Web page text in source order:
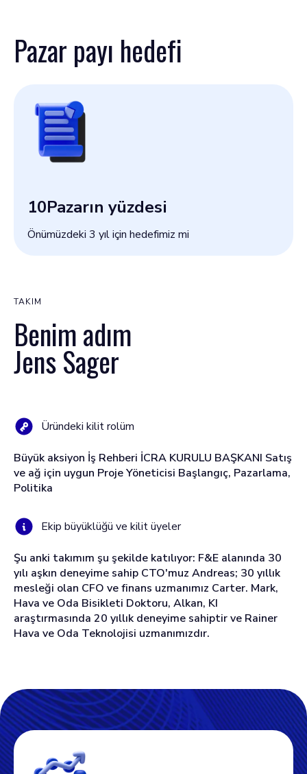
Pazar payı hedefi
10Pazarın yüzdesi
Önümüzdeki 3 yıl için hedefimiz mi
TAKIM
Benim adım
Jens Sager
Üründeki kilit rolüm
Büyük aksiyon İş Rehberi İCRA KURULU BAŞKANI Satış
ve ağ için uygun Proje Yöneticisi Başlangıç, Pazarlama,
Politika
Ekip büyüklüğü ve kilit üyeler
Şu anki takımım şu şekilde katılıyor: F&E alanında 30
yılı aşkın deneyime sahip CTO'muz Andreas; 30 yıllık
mesleği olan CFO ve finans uzmanımız Carter. Mark,
Hava ve Oda Bisikleti Doktoru, Alkan, KI
araştırmasında 20 yıllık deneyime sahiptir ve Rainer
Hava ve Oda Teknolojisi uzmanımızdır.